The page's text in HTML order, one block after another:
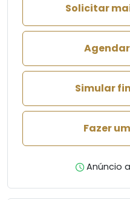
Solicitar
Simular
Fazer
Anúncio